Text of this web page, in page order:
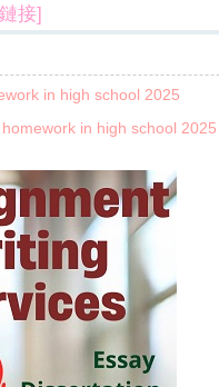
接]
in high school 2025
in high school 2025